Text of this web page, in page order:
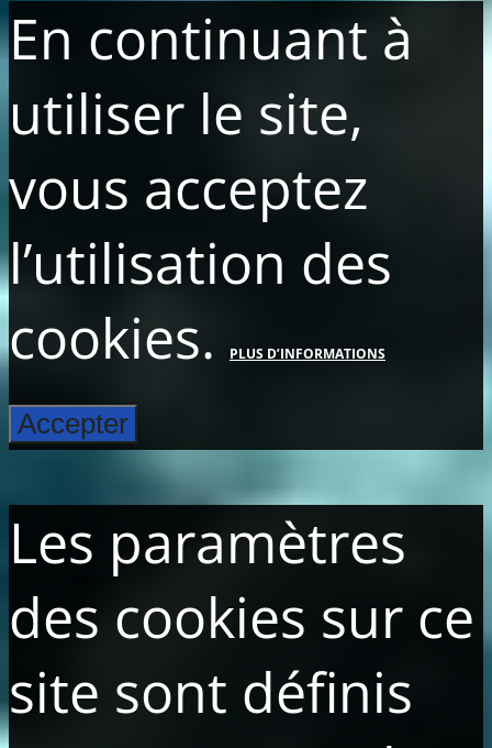
En continuant à
utiliser le site,
vous acceptez
l’utilisation des
cookies.
PLUS D’INFORMATIONS
Accepter
Les paramètres
des cookies sur ce
site sont définis